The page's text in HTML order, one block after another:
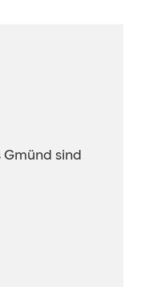
sind